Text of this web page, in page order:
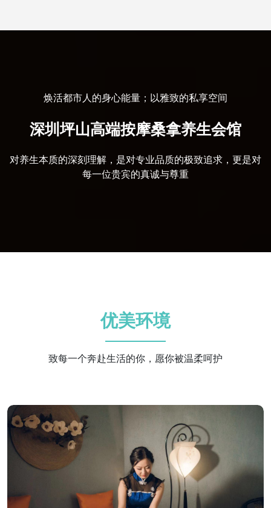
焕活都市人的身心能量；以雅致的私享空间
深圳坪山高端按摩桑拿养生会馆
对养生本质的深刻理解，是对专业品质的极致追求，更是对
每一位贵宾的真诚与尊重
优美环境
致每一个奔赴生活的你，愿你被温柔呵护